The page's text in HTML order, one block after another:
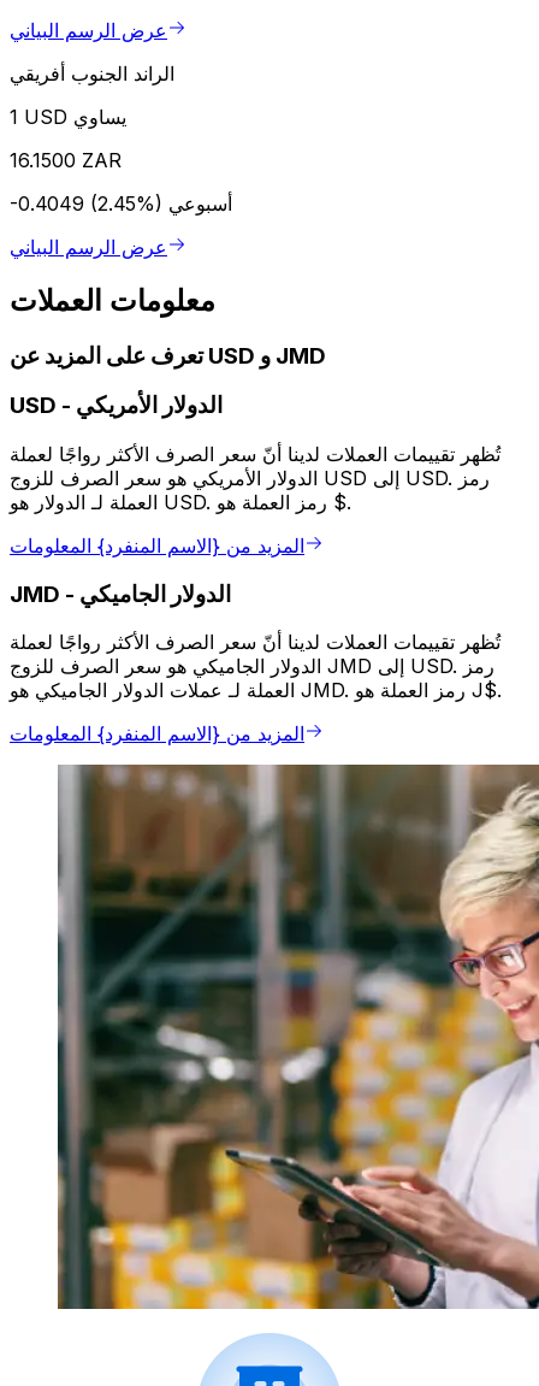
عرض الرسم البياني
الراند الجنوب أفريقي
1 USD يساوي
16.1500 ZAR
-0.4049 (2.45%) أسبوعي
عرض الرسم البياني
معلومات العملات
تعرف على المزيد عن USD و JMD
USD - الدولار الأمريكي
تُظهر تقييمات العملات لدينا أنّ سعر الصرف الأكثر رواجًا لعملة
الدولار الأمريكي هو سعر الصرف للزوج USD إلى USD. رمز
العملة لـ الدولار هو USD. رمز العملة هو $.
المزيد من {الاسم المنفرد} المعلومات
JMD - الدولار الجاميكي
تُظهر تقييمات العملات لدينا أنّ سعر الصرف الأكثر رواجًا لعملة
الدولار الجاميكي هو سعر الصرف للزوج JMD إلى USD. رمز
العملة لـ عملات الدولار الجاميكي هو JMD. رمز العملة هو J$.
المزيد من {الاسم المنفرد} المعلومات